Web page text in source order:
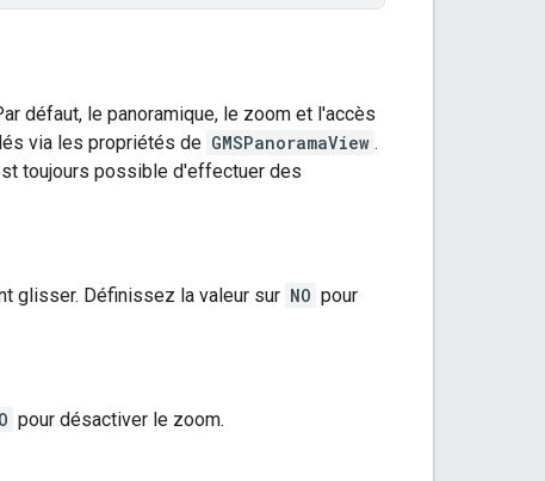
défaut, le panoramique, le zoom et l'accès
via les propriétés de GMSPanoramaView .
toujours possible d'effectuer des
glisser. Définissez la valeur sur NO pour
pour désactiver le zoom.